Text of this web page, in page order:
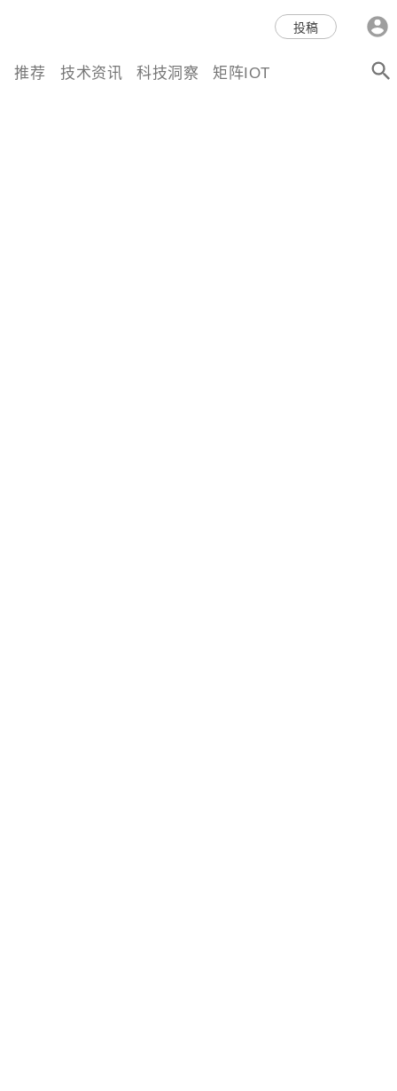
科技互联网,科技,资讯,动态,洞
察,量子,计算,AI,人工智能,机器
投稿
推荐 技术资讯 科技洞察 矩阵IOT